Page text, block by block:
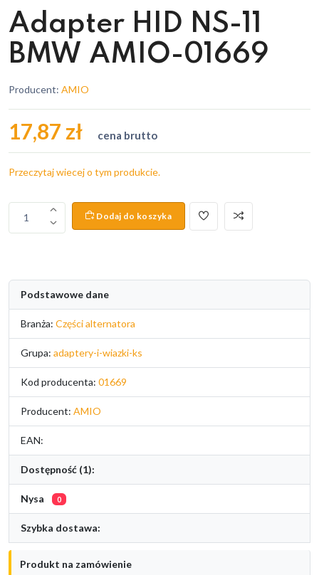
Adapter HID NS-11
BMW AMIO-01669
Producent: AMIO
17,87 zł cena brutto
Przeczytaj wiecej o tym produkcie.
1 Dodaj do koszyka
Podstawowe dane
Branża: Części alternatora
Grupa: adaptery-i-wiazki-ks
Kod producenta: 01669
Producent: AMIO
EAN:
Dostępność (1):
Nysa 0
Szybka dostawa:
Produkt na zamówienie